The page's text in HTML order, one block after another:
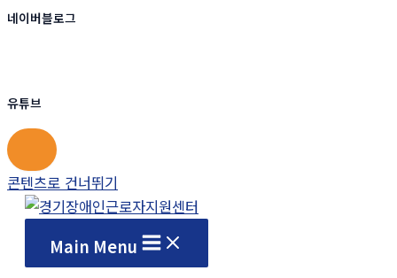
네이버블로그
유튜브
콘텐츠로 건너뛰기
Main Menu